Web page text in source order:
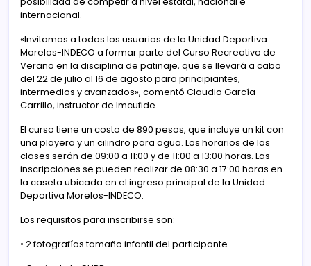
internacional.
«Invitamos a todos los usuarios de la Unidad Deportiva
Morelos-INDECO a formar parte del Curso Recreativo de
Verano en la disciplina de patinaje, que se llevará a cabo
del 22 de julio al 16 de agosto para principiantes,
intermedios y avanzados», comentó Claudio García
Carrillo, instructor de Imcufide.
El curso tiene un costo de 890 pesos, que incluye un kit con
una playera y un cilindro para agua. Los horarios de las
clases serán de 09:00 a 11:00 y de 11:00 a 13:00 horas. Las
inscripciones se pueden realizar de 08:30 a 17:00 horas en
la caseta ubicada en el ingreso principal de la Unidad
Deportiva Morelos-INDECO.
Los requisitos para inscribirse son:
• 2 fotografías tamaño infantil del participante